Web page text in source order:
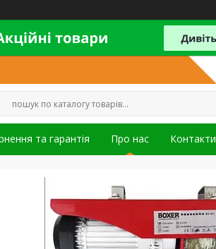
та гарантія Про нас Контакти